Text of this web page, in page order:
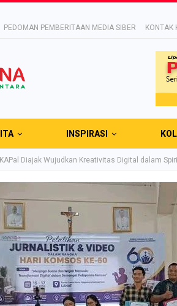
PEDOMAN PEMBERITAAN MEDIA SIBER KONTAK
INSPIRASI
Diajak Wujudkan Kreativitas Digital dalam